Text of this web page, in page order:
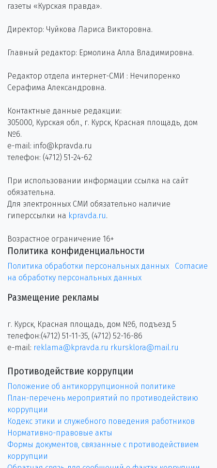
газеты «Курская правда».
Директор: Чуйкова Лариса Викторовна.
Главный редактор: Ермолина Алла Владимировна.
Редактор отдела интернет-СМИ : Нечипоренко
Серафима Александровна.
Контактные данные редакции:
305000, Курская обл., г. Курск, Красная площадь, дом
№6.
e-mail: info@kpravda.ru
телефон: (4712) 51-24-62
При использовании информации ссылка на сайт
обязательна.
Для электронных СМИ обязательно наличие
гиперссылки на kpravda.ru.
Возрастное ограничение 16+
Политика конфиденциальности
Политика обработки персональных данных
Согласие
на обработку персональных данных
Размещение рекламы
г. Курск, Красная площадь, дом №6, подъезд 5
телефон:(4712) 51-11-35, (4712) 52-16-86
e-mail: reklama@kpravda.ru rkursklora@mail.ru
Противодействие коррупции
Положение об антикоррупционной политике
План-перечень мероприятий по противодействию
коррупции
Кодекс этики и служебного поведения работников
Нормативно-правовые акты
Формы документов, связанные с противодействием
коррупции